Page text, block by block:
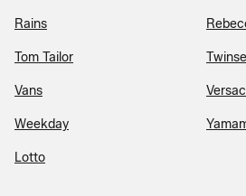
Rains
Tom Tailor
Vans
Weekday
Lotto